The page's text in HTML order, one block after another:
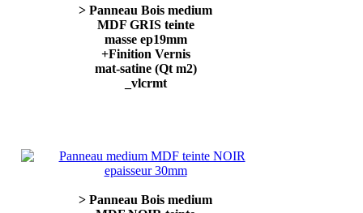
> Panneau Bois medium
MDF GRIS teinte
masse ep19mm
+Finition Vernis
mat-satine (Qt m2)
_vlcrmt
> Panneau Bois medium